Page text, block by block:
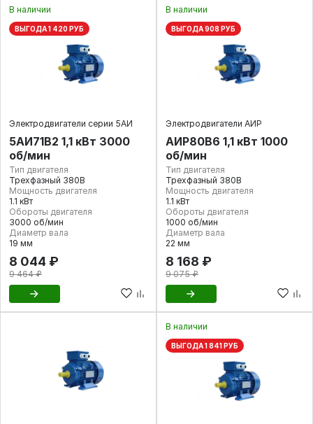
В наличии
ВЫГОДА 1 420 РУБ
Электродвигатели серии 5АИ
5АИ71В2 1,1 кВт 3000
об/мин
Тип двигателя
Трехфазный 380В
Мощность двигателя
1.1 кВт
Обороты двигателя
3000 об/мин
Диаметр вала
19 мм
8 044 ₽
9 464 ₽
В наличии
ВЫГОДА 908 РУБ
Электродвигатели АИР
АИР80В6 1,1 кВт 1000
об/мин
Тип двигателя
Трехфазный 380В
Мощность двигателя
1.1 кВт
Обороты двигателя
1000 об/мин
Диаметр вала
22 мм
8 168 ₽
9 075 ₽
В наличии
ВЫГОДА 1 841 РУБ